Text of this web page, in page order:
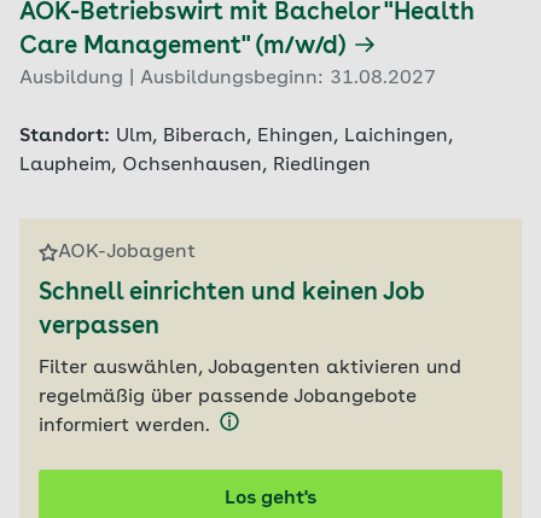
AOK-Betriebswirt mit Bachelor "Health
Care Management" (m/w/d)
Ausbildung | Ausbildungsbeginn: 31.08.2027
Standort: Ulm, Biberach, Ehingen, Laichingen,
Laupheim, Ochsenhausen, Riedlingen
AOK-Jobagent
Schnell einrichten und keinen Job
verpassen
Filter auswählen, Jobagenten aktivieren und
regelmäßig über passende Jobangebote
informiert werden.
Los geht's